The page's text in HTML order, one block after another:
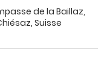
de la Baillaz,
Suisse